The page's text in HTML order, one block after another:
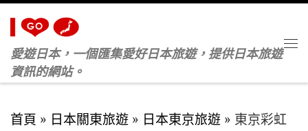
Skip to content
愛遊日本，一個匯集愛好日本旅遊，提供日本旅遊
資訊的網站。
首頁 » 日本關東旅遊 » 日本東京旅遊 » 東京彩虹